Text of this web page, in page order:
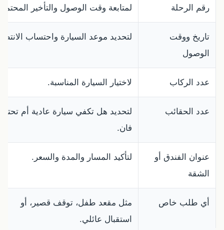
رقم الرحلة لمتابعة وقت الوصول والتأخير
تاريخ ووقت
الوصول
لتحديد موعد السيارة واحتساب
عدد الركاب لاختيار السيارة المناسبة.
عدد الحقائب
لتحديد هل تكفي سيارة عادية أم تحتاج
فان.
عنوان الفندق أو
الشقة
لتأكيد المسار والمدة والسعر.
أي طلب خاص
مثل مقعد طفل، توقف قصير، أو
استقبال عائلي.